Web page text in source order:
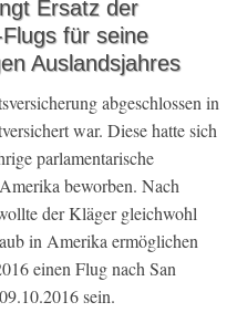
Ersatz der
für seine
Auslandsjahres
abgeschlossen in
war. Diese hatte sich
parlamentarische
beworben. Nach
der Kläger gleichwohl
in Amerika ermöglichen
einen Flug nach San
sein.